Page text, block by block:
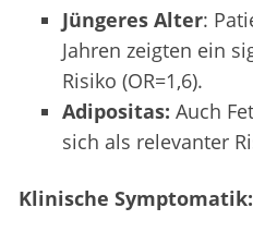
Jüngeres Alter:
Jahren zeigten ein
Risiko (OR=1,6).
Adipositas: Auch
sich als relevanter
Klinische Symptomatik: